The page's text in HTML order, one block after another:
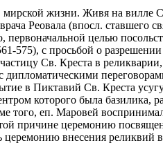
жизни. Живя на
Реовала (впосл. ставшего
первоначальной целью
575), с просьбой о
Св. Креста в
дипломатическими
в Пиктавий Св. Креста
которого была базилика,
того, еп. Маровей
причине церемонию
внесения реликвий